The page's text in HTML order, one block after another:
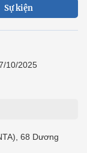
Sự kiện
10/2025
68 Dương